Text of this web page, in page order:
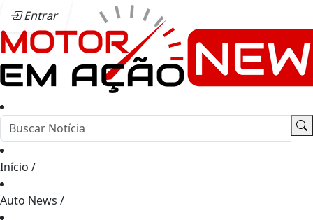
Entrar
Início /
Auto News /